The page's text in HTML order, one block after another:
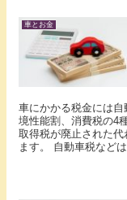
車とお金
車にかかる税金には
境性能割、消費税の4
取得税が廃止された
ます。 自動車税など